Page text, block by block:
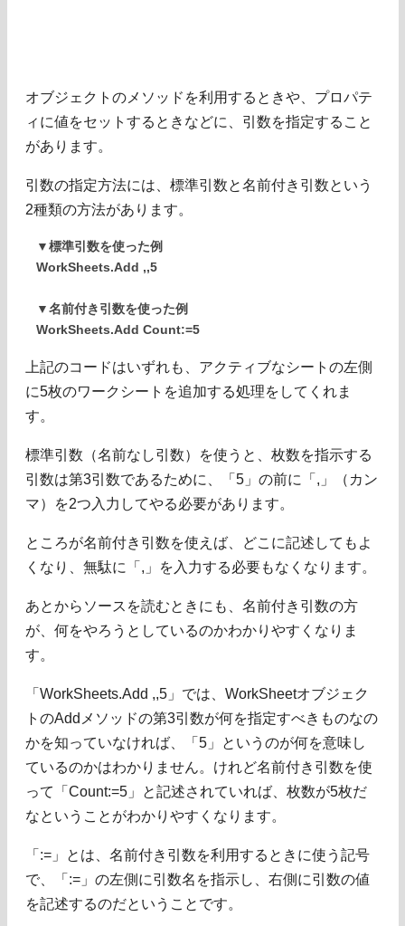
オブジェクトのメソッドを利用するときや、プロパテ
ィに値をセットするときなどに、引数を指定すること
があります。
引数の指定方法には、標準引数と名前付き引数という
2種類の方法があります。
▼標準引数を使った例
WorkSheets.Add ,,5
▼名前付き引数を使った例
WorkSheets.Add Count:=5
上記のコードはいずれも、アクティブなシートの左側
に5枚のワークシートを追加する処理をしてくれま
す。
標準引数（名前なし引数）を使うと、枚数を指示する
引数は第3引数であるために、「5」の前に「,」（カン
マ）を2つ入力してやる必要があります。
ところが名前付き引数を使えば、どこに記述してもよ
くなり、無駄に「,」を入力する必要もなくなります。
あとからソースを読むときにも、名前付き引数の方
が、何をやろうとしているのかわかりやすくなりま
す。
「WorkSheets.Add ,,5」では、WorkSheetオブジェク
トのAddメソッドの第3引数が何を指定すべきものなの
かを知っていなければ、「5」というのが何を意味し
ているのかはわかりません。けれど名前付き引数を使
って「Count:=5」と記述されていれば、枚数が5枚だ
なということがわかりやすくなります。
「:=」とは、名前付き引数を利用するときに使う記号
で、「:=」の左側に引数名を指示し、右側に引数の値
を記述するのだということです。